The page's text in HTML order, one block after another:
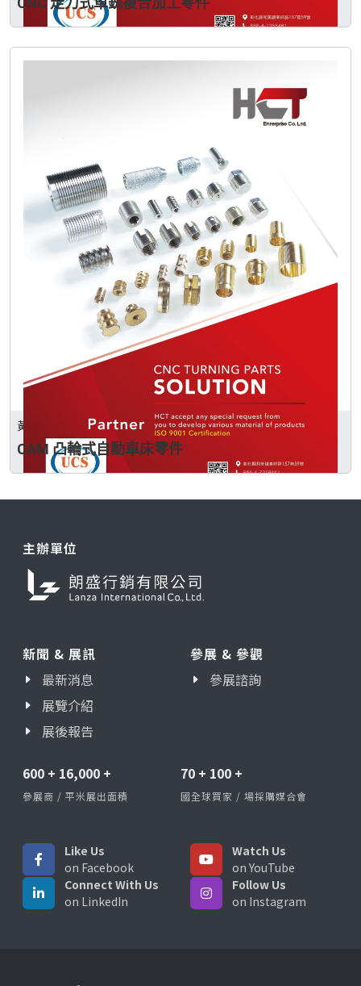
黃朝泰企業股份有限公司
CAM 凸輪式自動車床零件
主辦單位
新聞 & 展訊
最新消息
展覽介紹
展後報告
參展 & 參觀
參展諮詢
600 + 16,000 +
參展商 / 平米展出面積
70 + 100 +
國全球買家 / 場採購媒合會
Like Us
on Facebook
Watch Us
on YouTube
Connect With Us
on LinkedIn
Follow Us
on Instagram